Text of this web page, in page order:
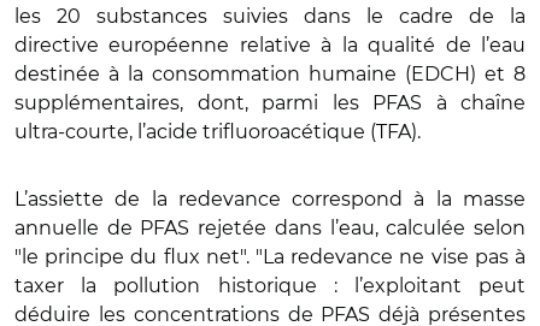
les 20 substances suivies dans le cadre de la
directive européenne relative à la qualité de l’eau
destinée à la consommation humaine (EDCH) et 8
supplémentaires, dont, parmi les PFAS à chaîne
ultra-courte, l’acide trifluoroacétique (TFA).
L’assiette de la redevance correspond à la masse
annuelle de PFAS rejetée dans l’eau, calculée selon
"le principe du flux net". "La redevance ne vise pas à
taxer la pollution historique : l’exploitant peut
déduire les concentrations de PFAS déjà présentes